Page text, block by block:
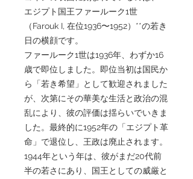
エジプト国王ファールーク1世
（Farouk I, 在位1936〜1952）**の若き
日の横顔です。
ファールーク1世は1936年、わずか16
歳で即位しました。即位当初は国民か
ら「若き希望」として歓迎されました
が、次第にその華美な生活と政治の混
乱により、彼の評価は揺らいでいきま
した。最終的に1952年の「エジプト革
命」で退位し、王政は廃止されます。
1944年という年は、彼がまだ20代前
半の若さにあり、国王としての威厳と